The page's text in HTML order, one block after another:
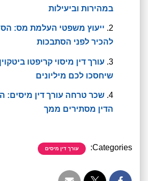
במהירות וביעילות
ייעוץ משפטי העלמת מס:
להכיר לפני הסתבכות
עורך דין מיסוי קריפטו
שיחסכו לכם מיליונים
שכר טרחה עורך דין מיסים:
הדין מסתירים ממך
Categories: עורך דין מיסים